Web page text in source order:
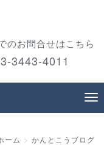
のお問合せはこちら
3443-4011
ーム
かんとこうブログ